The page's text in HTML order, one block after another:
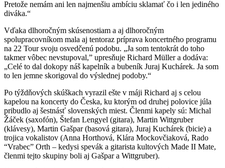
Pretože nemám ani len najmenšiu ambíciu sklamať čo i len jediného
diváka.“
Vďaka dlhoročným skúsenostiam a aj dlhoročným
spolupracovníkom mala aj tentoraz príprava koncertného programu
na 22 Tour svoju osvedčenú podobu. „Ja som tentokrát do toho
takmer vôbec nevstupoval,” upresňuje Richard Müller a dodáva:
„Celé to dal dokopy náš kapelník a bubeník Juraj Kuchárek. Ja som
to len jemne skorigoval do výslednej podoby.“
Po týždňových skúškach vyrazil ešte v máji Richard aj s celou
kapelou na koncerty do Česka, ku ktorým od druhej polovice júla
pribudlo aj šestnásť slovenských miest. Členmi kapely sú: Michal
Žáček (saxofón), Štefan Lengyel (gitara), Martin Wittgruber
(klávesy), Martin Gašpar (basová gitara), Juraj Kuchárek (bicie) a
trojica vokalistov (Anna Horthová, Klára Mockovčiaková, Rado
“Vrabec” Orth – kedysi spevák a gitarista kultových Made II Mate,
členmi tejto skupiny boli aj Gašpar a Wittgruber).